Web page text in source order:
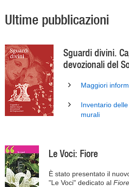
Ultime pubblicazioni
Sguardi divini.
devozionali del
Maggiori
Inventario
murali
Le Voci: Fiore
È stato presentato il
"Le Voci" dedicato al Fiore